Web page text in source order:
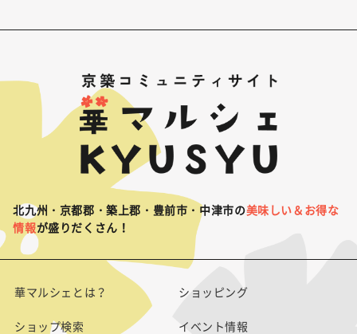
北九州・京都郡・築上郡・豊前市・中津市の美味しい＆お得な
情報が盛りだくさん！
華マルシェとは？ ショッピング
ショップ検索 イベント情報